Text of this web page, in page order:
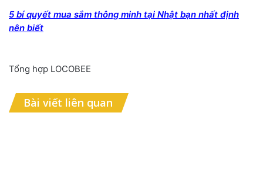
5 bí quyết mua sắm thông minh tại Nhật bạn nhất định
nên biết
Tổng hợp LOCOBEE
Bài viết liên quan